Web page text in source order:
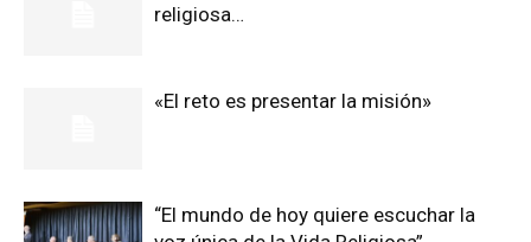
religiosa…
«El reto es presentar la misión»
“El mundo de hoy quiere escuchar la